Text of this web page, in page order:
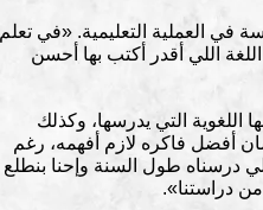
العملية التعليمية. «في تعلم
اللي أقدر أكتب بها أحسن
التي يدرسها، وكذلك
أفضل فاكره لازم أفهمه، رغم
درسناه طول السنة وإحنا بنطلع
دراستنا».